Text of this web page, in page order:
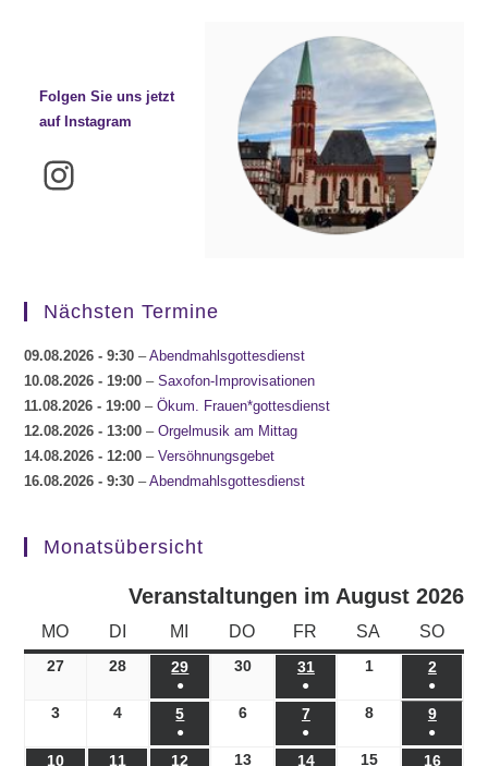
Folgen Sie uns jetzt
auf Instagram
Instagram
Nächsten Termine
09.08.2026 - 9:30 –Abendmahlsgottesdienst
10.08.2026 - 19:00 –Saxofon-Improvisationen
11.08.2026 - 19:00 –Ökum. Frauen*gottesdienst
12.08.2026 - 13:00 –Orgelmusik am Mittag
14.08.2026 - 12:00 –Versöhnungsgebet
16.08.2026 - 9:30 –Abendmahlsgottesdienst
Monatsübersicht
Veranstaltungen im August 2026
MO MONTAG
DI DIENSTAG
MI MITTWOCH
DO DONNERSTAG
FR FREITAG
SA SAMSTAG
SO
27 27.07.2026
28 28.07.2026
29 29.07.2026
●
(1
Veranstaltung)
3030.07.2026
3131.07.2026
●
(1
Veranstaltung)
101.08.2026
2
●
(1
3 03.08.2026
4 04.08.2026
5 05.08.2026
●
(1
606.08.2026
707.08.2026
●
(1
808.08.2026
9
●
(1
10 10.08.2026
11 11.08.2026
12 12.08.2026
1313.08.2026
1414.08.2026
1515.08.2026
16